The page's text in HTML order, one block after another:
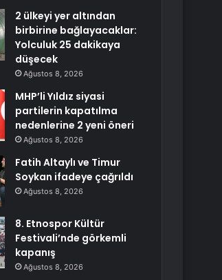
2 ülkeyi yer altından
birbirine bağlayacaklar:
Yolculuk 25 dakikaya
düşecek
Ağustos 8, 2026
MHP’li Yıldız siyasi
partilerin kapatılma
nedenlerine 2 yeni öneri
Ağustos 8, 2026
Fatih Altaylı ve Timur
Soykan ifadeye çağrıldı
Ağustos 8, 2026
8. Etnospor Kültür
Festivali’nde görkemli
kapanış
Ağustos 8, 2026